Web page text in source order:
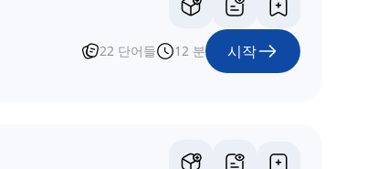
22 단어들 12 분 시작